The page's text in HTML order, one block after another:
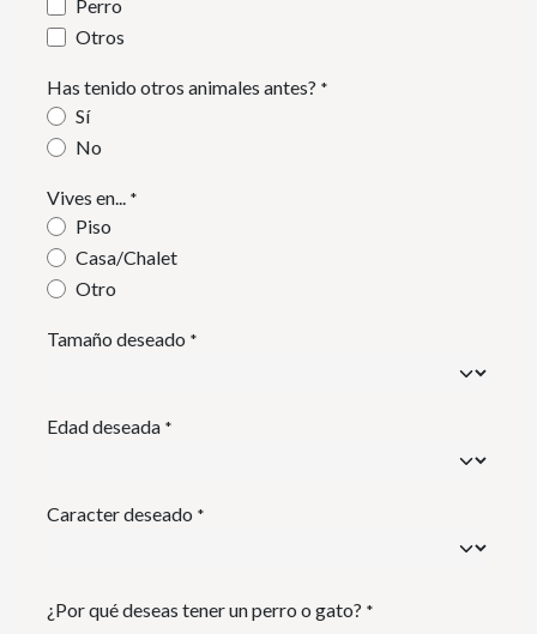
Perro
Otros
Has tenido otros animales antes? *
Sí
No
Vives en... *
Piso
Casa/Chalet
Otro
Tamaño deseado *
Edad deseada *
Caracter deseado *
¿Por qué deseas tener un perro o gato? *